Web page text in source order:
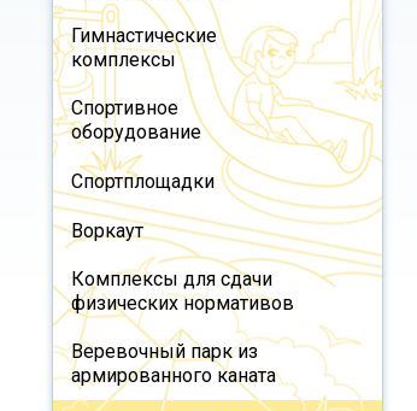
Гимнастические
комплексы
Спортивное
оборудование
Спортплощадки
Воркаут
Комплексы для сдачи
физических нормативов
Веревочный парк из
армированного каната